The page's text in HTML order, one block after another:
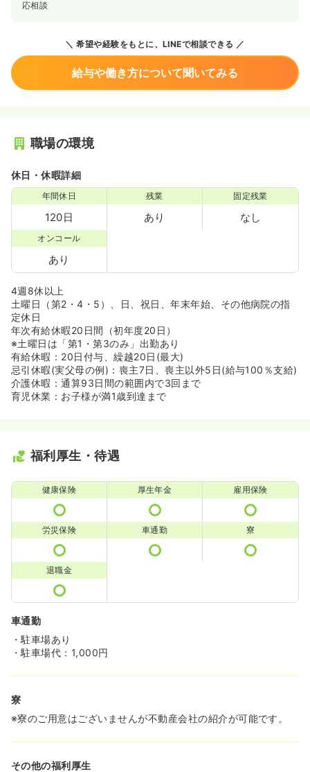
応相談
希望や経験をもとに、LINEで相談できる
給与や働き方について聞いてみる
職場の環境
休日・休暇詳細
年間休日
120日
残業
あり
固定残業
なし
オンコール
あり
4週8休以上
土曜日（第2・4・5）、日、祝日、年末年始、その他病院の指
定休日
年次有給休暇20日間（初年度20日）
※土曜日は「第1・第3のみ」出勤あり
有給休暇：20日付与、繰越20日(最大)
忌引休暇(実父母の例)：喪主7日、喪主以外5日(給与100％支給)
介護休暇：通算93日間の範囲内で3回まで
育児休業：お子様が満1歳到達まで
福利厚生・待遇
健康保険 厚生年金 雇用保険
労災保険 車通勤 寮
退職金
車通勤
・駐車場あり
・駐車場代：1,000円
寮
※寮のご用意はございませんが不動産会社の紹介が可能です。
その他の福利厚生